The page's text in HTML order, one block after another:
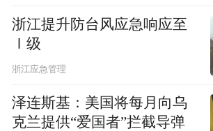
浙江提升防台风应急响应至
Ⅰ级
浙江应急管理
泽连斯基：美国将每月向乌
克兰提供“爱国者”拦截导弹